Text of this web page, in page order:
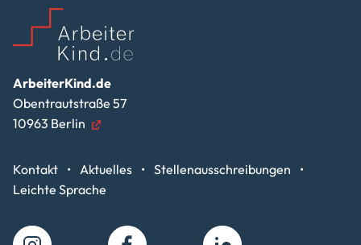
ArbeiterKind.de
Obentrautstraße 57
10963 Berlin
Kontakt Aktuelles
Stellenausschreibungen
Leichte Sprache